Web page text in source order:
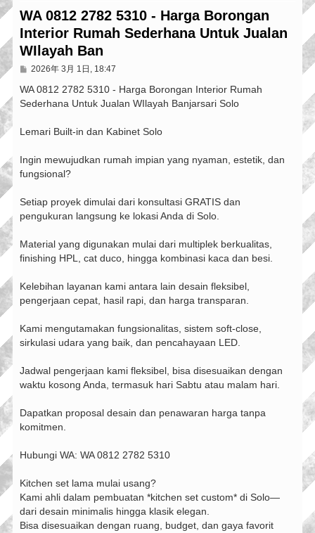
WA 0812 2782 5310 - Harga Borongan
Interior Rumah Sederhana Untuk Jualan
WIlayah Ban
文
2026年 3月 1日, 18:47
WA 0812 2782 5310 - Harga Borongan Interior Rumah
Sederhana Untuk Jualan WIlayah Banjarsari Solo
Lemari Built-in dan Kabinet Solo
Ingin mewujudkan rumah impian yang nyaman, estetik, dan
fungsional?
Setiap proyek dimulai dari konsultasi GRATIS dan
pengukuran langsung ke lokasi Anda di Solo.
Material yang digunakan mulai dari multiplek berkualitas,
finishing HPL, cat duco, hingga kombinasi kaca dan besi.
Kelebihan layanan kami antara lain desain fleksibel,
pengerjaan cepat, hasil rapi, dan harga transparan.
Kami mengutamakan fungsionalitas, sistem soft-close,
sirkulasi udara yang baik, dan pencahayaan LED.
Jadwal pengerjaan kami fleksibel, bisa disesuaikan dengan
waktu kosong Anda, termasuk hari Sabtu atau malam hari.
Dapatkan proposal desain dan penawaran harga tanpa
komitmen.
Hubungi WA: WA 0812 2782 5310
Kitchen set lama mulai usang?
Kami ahli dalam pembuatan *kitchen set custom* di Solo—
dari desain minimalis hingga klasik elegan.
Bisa disesuaikan dengan ruang, budget, dan gaya favorit